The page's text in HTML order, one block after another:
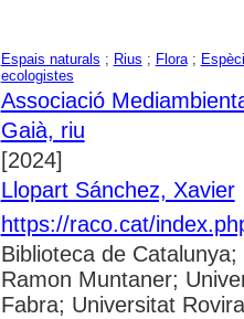
Espais naturals ; Rius ; Flora;
ecologistes
Associació
Gaià, riu
[2024]
Llopart Sánchez, Xavier
https://raco.cat/
Biblioteca de
Ramon Muntaner;
Fabra; Universitat